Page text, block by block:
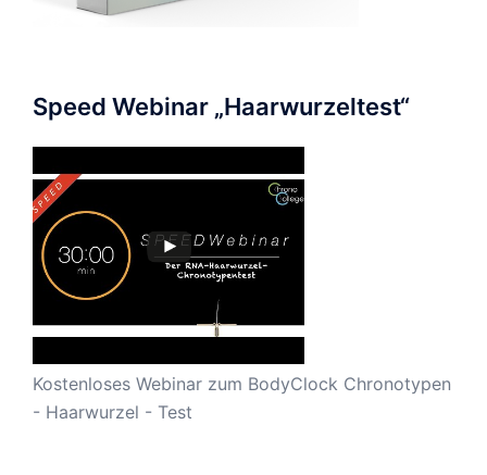
Speed Webinar „Haarwurzeltest“
Kostenloses Webinar zum BodyClock Chronotypen
- Haarwurzel - Test